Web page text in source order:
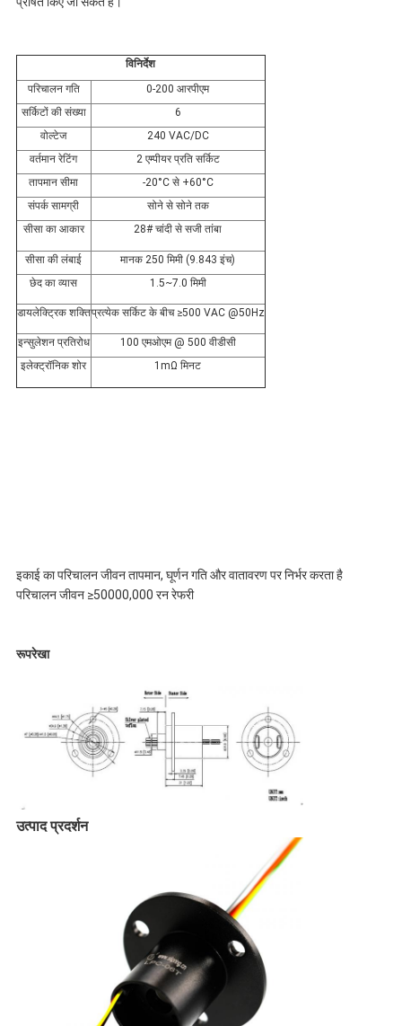
विनिर्देश
परिचालन गति
0-200 आरपीएम
सर्किटों की संख्या
6
वोल्टेज
240 VAC/DC
वर्तमान रेटिंग
2 एम्पीयर प्रति सर्किट
तापमान सीमा
-20°C से +60°C
संपर्क सामग्री
सोने से सोने तक
सीसा का आकार
28# चांदी से सजी तांबा
सीसा की लंबाई
मानक 250 मिमी (9.843 इंच)
छेद का व्यास
1.5~7.0 मिमी
डायलेक्ट्रिक शक्तिप्रत्येक सर्किट के बीच ≥500 VAC @50Hz
इन्सुलेशन प्रतिरोध
100 एमओएम @ 500 वीडीसी
इलेक्ट्रॉनिक शोर
1mΩ मिनट
इकाई का परिचालन जीवन तापमान, घूर्णन गति और वातावरण पर निर्भर करता है
परिचालन जीवन ≥50000,000 रन रेफरी
रूपरेखा
उत्पाद प्रदर्शन